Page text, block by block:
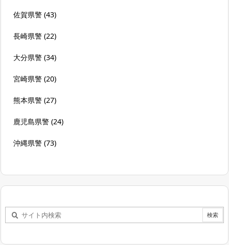
佐賀県警 (43)
長崎県警 (22)
大分県警 (34)
宮崎県警 (20)
熊本県警 (27)
鹿児島県警 (24)
沖縄県警 (73)